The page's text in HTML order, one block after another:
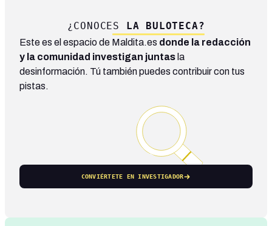
¿CONOCES LA BULOTECA?
Este es el espacio de Maldita.es donde la redacción
y la comunidad investigan juntas la
desinformación. Tú también puedes contribuir con tus
pistas.
CONVIÉRTETE EN INVESTIGADOR